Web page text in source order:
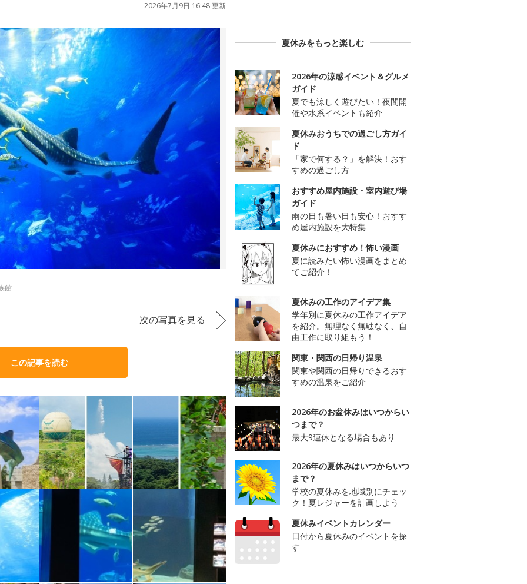
2026年7月9日 16:48 更新
館
次の写真を見る
この記事を読む
夏休みをもっと楽しむ
2026年の涼感イベント＆グルメ
ガイド
夏でも涼しく遊びたい！夜間開
催や水系イベントも紹介
夏休みおうちでの過ごし方ガイ
ド
「家で何する？」を解決！おす
すめの過ごし方
おすすめ屋内施設・室内遊び場
ガイド
雨の日も暑い日も安心！おすす
め屋内施設を大特集
夏休みにおすすめ！怖い漫画
夏に読みたい怖い漫画をまとめ
てご紹介！
夏休みの工作のアイデア集
学年別に夏休みの工作アイデア
を紹介。無理なく無駄なく、自
由工作に取り組もう！
関東・関西の日帰り温泉
関東や関西の日帰りできるおす
すめの温泉をご紹介
2026年のお盆休みはいつからい
つまで？
最大9連休となる場合もあり
2026年の夏休みはいつからいつ
まで？
学校の夏休みを地域別にチェッ
ク！夏レジャーを計画しよう
夏休みイベントカレンダー
日付から夏休みのイベントを探
す